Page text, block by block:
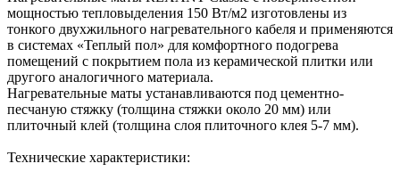
мощностью тепловыделения 150 Вт/м2 изготовлены из
тонкого двухжильного нагревательного кабеля и применяются
в системах «Теплый пол» для комфортного подогрева
помещений с покрытием пола из керамической плитки или
другого аналогичного материала.
Нагревательные маты устанавливаются под цементно-
песчаную стяжку (толщина стяжки около 20 мм) или
плиточный клей (толщина слоя плиточного клея 5-7 мм).
Технические характеристики: